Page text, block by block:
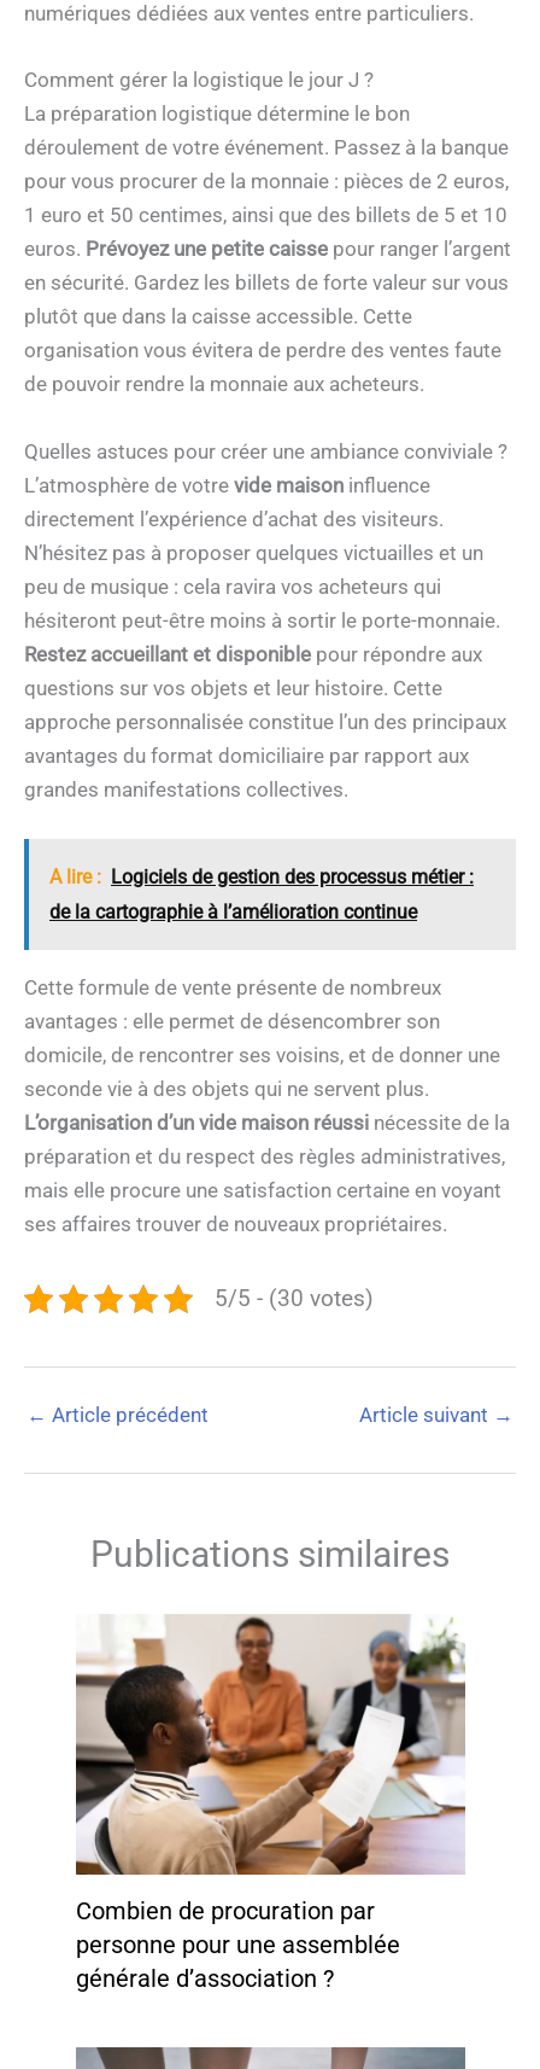
numériques dédiées aux ventes entre particuliers.
Comment gérer la logistique le jour J ?
La préparation logistique détermine le bon
déroulement de votre événement. Passez à la banque
pour vous procurer de la monnaie : pièces de 2 euros,
1 euro et 50 centimes, ainsi que des billets de 5 et 10
euros. Prévoyez une petite caisse pour ranger l’argent
en sécurité. Gardez les billets de forte valeur sur vous
plutôt que dans la caisse accessible. Cette
organisation vous évitera de perdre des ventes faute
de pouvoir rendre la monnaie aux acheteurs.
Quelles astuces pour créer une ambiance conviviale ?
L’atmosphère de votre vide maison influence
directement l’expérience d’achat des visiteurs.
N’hésitez pas à proposer quelques victuailles et un
peu de musique : cela ravira vos acheteurs qui
hésiteront peut-être moins à sortir le porte-monnaie.
Restez accueillant et disponible pour répondre aux
questions sur vos objets et leur histoire. Cette
approche personnalisée constitue l’un des principaux
avantages du format domiciliaire par rapport aux
grandes manifestations collectives.
A lire : Logiciels de gestion des processus métier :
de la cartographie à l’amélioration continue
Cette formule de vente présente de nombreux
avantages : elle permet de désencombrer son
domicile, de rencontrer ses voisins, et de donner une
seconde vie à des objets qui ne servent plus.
L’organisation d’un vide maison réussi nécessite de la
préparation et du respect des règles administratives,
mais elle procure une satisfaction certaine en voyant
ses affaires trouver de nouveaux propriétaires.
5/5 - (30 votes)
← Article précédent Article suivant →
Publications similaires
Combien de procuration par
personne pour une assemblée
générale d’association ?